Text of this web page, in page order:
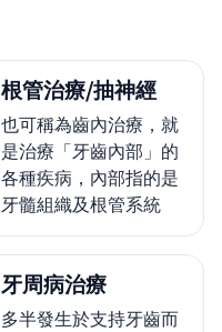
根管治療/抽神經
也可稱為齒內治療，就
是治療「牙齒內部」的
各種疾病，內部指的是
牙髓組織及根管系統
牙周病治療
多半發生於支持牙齒而